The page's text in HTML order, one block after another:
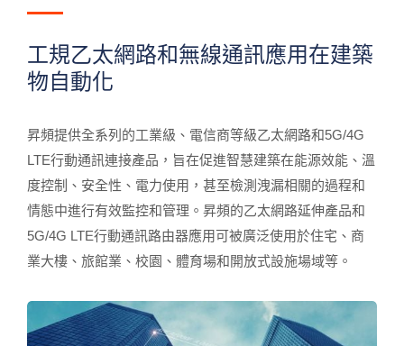
工規乙太網路和無線通訊應用在建築
物自動化
昇頻提供全系列的工業級、電信商等級乙太網路和5G/4G
LTE行動通訊連接產品，旨在促進智慧建築在能源效能、溫
度控制、安全性、電力使用，甚至檢測洩漏相關的過程和
情態中進行有效監控和管理。昇頻的乙太網路延伸產品和
5G/4G LTE行動通訊路由器應用可被廣泛使用於住宅、商
業大樓、旅館業、校園、體育場和開放式設施場域等。